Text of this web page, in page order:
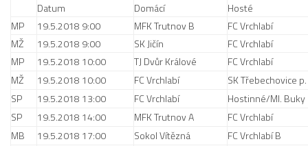
Historie MB
Zápasy MB 2025/26
Zápasy MB 2024/25
2020/21
Datum
Domácí
Hosté
MP
19.5.2018 9:00 MFK Trutnov B
FC Vrchlabí
MŽ
19.5.2018 9:00 SK Jičín
FC Vrchlabí
MP
19.5.2018 10:00 TJ Dvůr Králové
FC Vrchlabí
MŽ
19.5.2018 10:00 FC Vrchlabí
SK Třebechovice
SP
19.5.2018 13:00 FC Vrchlabí
Hostinné/Ml. Buky
SP
19.5.2018 14:00 MFK Trutnov A
FC Vrchlabí
MB
19.5.2018 17:00 Sokol Vítězná
FC Vrchlabí B